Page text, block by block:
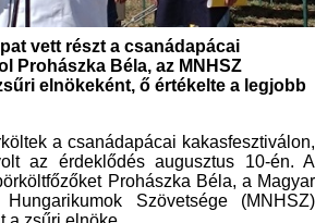
vett részt a csanádapácai
Prohászka Béla, az MNHSZ
elnökeként, ő értékelte a legjobb
a csanádapácai kakasfesztiválon,
az érdeklődés augusztus 10-én. A
Prohászka Béla, a Magyar
Szövetsége (MNHSZ)